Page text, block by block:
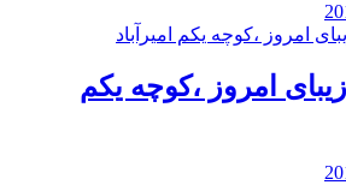
امروز ،کوچه یکم